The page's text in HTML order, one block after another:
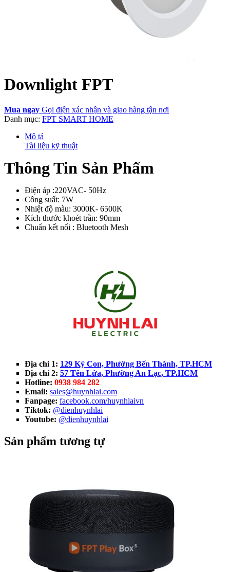
Downlight FPT
Mua ngay Gọi điện xác nhận và giao hàng tận nơi
Danh mục: FPT SMART HOME
Mô tả
Tài liệu kỹ thuật
Thông Tin Sản Phẩm
Điện áp :220VAC- 50Hz
Công suất: 7W
Nhiệt độ màu: 3000K- 6500K
Kích thước khoét trần: 90mm
Chuẩn kết nối : Bluetooth Mesh
Địa chỉ 1: 129 Ký Con, Phường Bến Thành, TP.HCM
Địa chỉ 2: 57 Tên Lửa, Phường An Lạc, TP.HCM
Hotline: 0938 984 282
Email: sales@huynhlai.com
Fanpage: facebook.com/huynhlaivn
Tiktok: @dienhuynhlai
Youtube: @dienhuynhlai
Sản phẩm tương tự